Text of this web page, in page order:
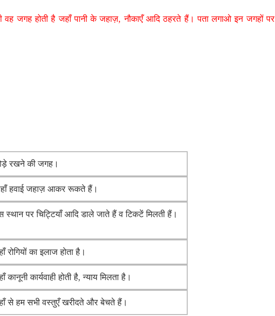
वह जगह होती है जहाँ पानी के जहाज़, नौकाएँ आदि ठहरते हैं। पता लगाओ इन जगहों पर
रखने की जगह।
हवाई जहाज़ आकर रूकते हैं।
स्थान पर चिट्टियाँ आदि डाले जाते हैं व टिकटें मिलती हैं।
रोगियों का इलाज होता है।
कानूनी कार्यवाही होती है, न्याय मिलता है।
से हम सभी वस्तुएँ खरीदते और बेचते हैं।